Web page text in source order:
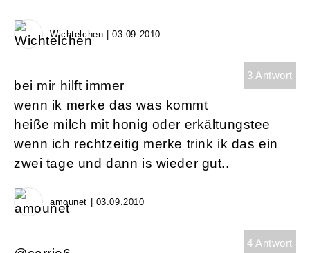
Wichtelchen | 03.09.2010
3 Antwort
bei mir hilft immer
wenn ik merke das was kommt
heiße milch mit honig oder erkältungstee
wenn ich rechtzeitig merke trink ik das ein
zwei tage und dann is wieder gut..
amounet | 03.09.2010
4 Antwort